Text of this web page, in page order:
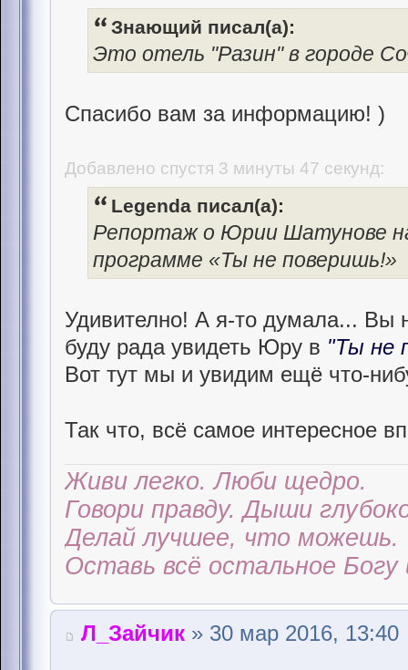
Знающий писал(а):
Это отель "Разин" в городе
Спасибо вам за информацию! )
Добавлено спустя 3 минуты 47 секунд:
Legenda писал(а):
Репортаж о Юрии Шатунове
программе «Ты не поверишь!»
Удивително! А я-то думала... Вы
буду рада увидеть Юру в "Ты не
Вот тут мы и увидим ещё что-
Так что, всё самое интересное
Живи легко. Люби щедро.
Говори правду. Дыши
Делай лучшее, что можешь.
Оставь всё остальное Богу
Л_Зайчик » 30 мар 2016, 13:40